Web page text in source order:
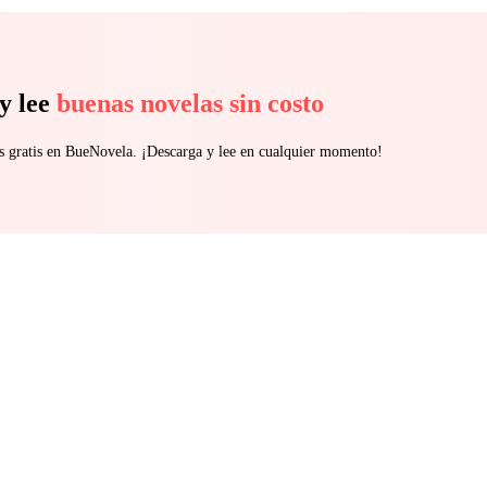
lee buenas novelas sin costo
gratis en BueNovela. ¡Descarga y lee en cualquier momento!